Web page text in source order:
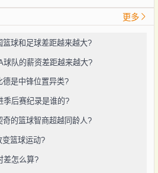
更多
球和足球差距越来越大?
队的薪资差距越来越大?
是中锋位置异类?
季后赛纪录是谁的?
奇的篮球智商超越同龄人?
变篮球运动?
差怎么算?